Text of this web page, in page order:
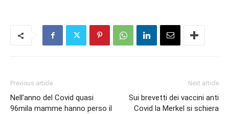
Previous article
Nell’anno del Covid quasi
96mila mamme hanno perso il
Next article
Sui brevetti dei vaccini anti
Covid la Merkel si schiera